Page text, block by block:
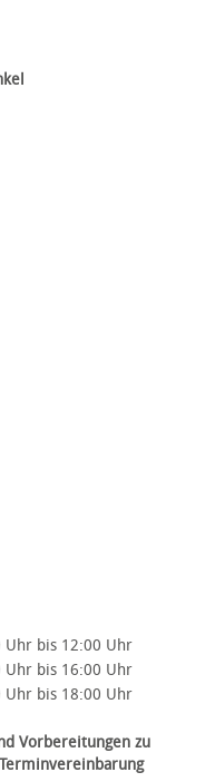
Uhr bis 12:00 Uhr
Uhr bis 16:00 Uhr
Uhr bis 18:00 Uhr
Vorbereitungen zu